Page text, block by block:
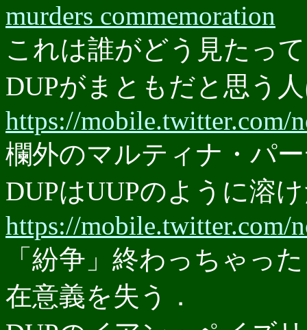
murders commemoration
これは誰がどう見たっ
DUPがまともだと思う
https://mobile.twitter.com/
欄外のマルティナ・パ
DUPはUUPのように溶
https://mobile.twitter.com/
「紛争」終わっちゃっ
在意義を失う．